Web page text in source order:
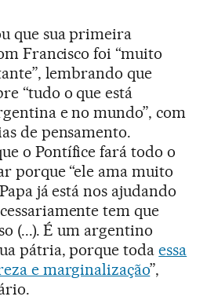
que sua primeira
Francisco foi “muito
lembrando que
“tudo o que está
e no mundo”, com
de pensamento.
o Pontífice fará todo o
porque “ele ama muito
já está nos ajudando
tem que
(...). É um argentino
pátria, porque todaessa
e marginalização”,